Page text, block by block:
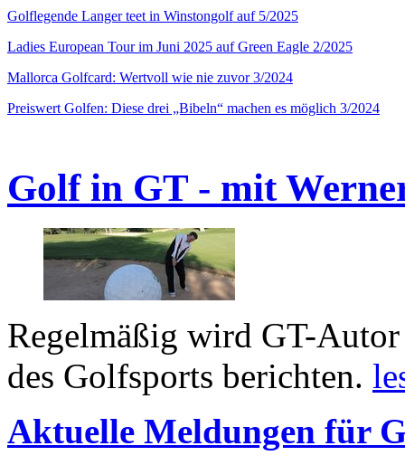
Golflegende Langer teet in Winstongolf auf 5/2025
Ladies European Tour im Juni 2025 auf Green Eagle 2/2025
Mallorca Golfcard: Wertvoll wie nie zuvor 3/2024
Preiswert Golfen: Diese drei „Bibeln“ machen es möglich 3/2024
Golf in GT - mit
Regelmäßig wird GT-
des Golfsports berichten.
Aktuelle Meldungen für